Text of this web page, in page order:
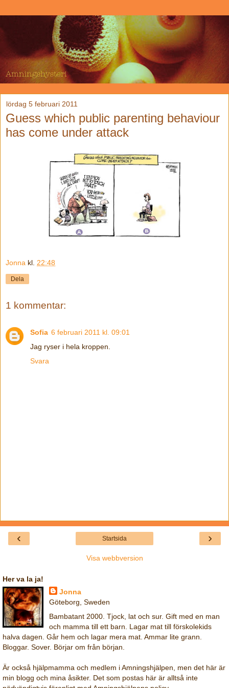
lördag 5 februari 2011
Guess which public parenting behaviour
has come under attack
Jonna kl. 22:48
Dela
1 kommentar:
Sofia 6 februari 2011 kl. 09:01
Jag ryser i hela kroppen.
Svara
‹ ›
Startsida
Visa webbversion
Her va la ja!
Jonna
Göteborg, Sweden
Bambatant 2000. Tjock, lat och sur. Gift med en man
och mamma till ett barn. Lagar mat till förskolekids
halva dagen. Går hem och lagar mera mat. Ammar lite grann.
Bloggar. Sover. Börjar om från början.
Är också hjälpmamma och medlem i Amningshjälpen, men det här är
min blogg och mina åsikter. Det som postas här är alltså inte